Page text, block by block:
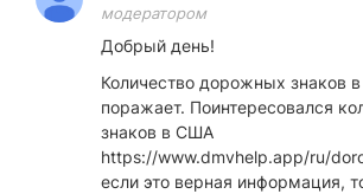
модератором
Добрый день!
Количество дорожных знаков
поражает. Поинтересовался
знаков в США
https://www.dmvhelp.app/ru/
если это верная информация,